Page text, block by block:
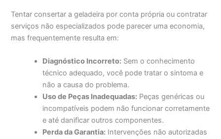
Tentar consertar a geladeira por conta própria ou contratar
serviços não especializados pode parecer uma economia,
mas frequentemente resulta em:
Diagnóstico Incorreto: Sem o conhecimento
técnico adequado, você pode tratar o sintoma e
não a causa do problema.
Uso de Peças Inadequadas: Peças genéricas ou
incompatíveis podem não funcionar corretamente
e até danificar outros componentes.
Perda da Garantia: Intervenções não autorizadas